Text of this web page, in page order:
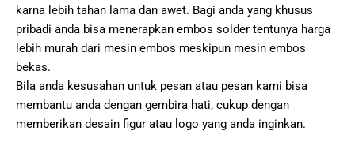
karna lebih tahan lama dan awet. Bagi anda yang khusus
pribadi anda bisa menerapkan embos solder tentunya harga
lebih murah dari mesin embos meskipun mesin embos
bekas.
Bila anda kesusahan untuk pesan atau pesan kami bisa
membantu anda dengan gembira hati, cukup dengan
memberikan desain figur atau logo yang anda inginkan.